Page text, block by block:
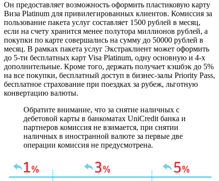
Он предоставляет возможность оформить пластиковую карту
Виза Platinum для привилегированных клиентов. Комиссия за
пользование пакета услуг составляет 1500 рублей в месяц,
если на счету хранится менее полутора миллионов рублей, а
покупки по карте совершались на сумму до 50000 рублей в
месяц. В рамках пакета услуг Экстраклиент может оформить
до 5-ти бесплатных карт Visa Platinum, одну основную и 4-х
дополнительные. Кроме того, держать получает кэшбэк до 5%
на все покупки, бесплатный доступ в бизнес-залы Priority Pass,
бесплатное страхование при поездках за рубеж, льготную
конвертацию валюты.
Обратите внимание, что за снятие наличных с
дебетовой карты в банкоматах UniCredit банка и
партнеров комиссия не взимается, при снятии
наличных в иностранной валюте за первые две
операции комиссия не предусмотрена.